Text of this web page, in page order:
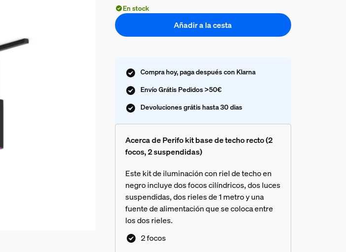
En stock
Añadir a la cesta
Compra hoy, paga después con Klarna
Envío Grátis Pedidos >50€
Devoluciones grátis hasta 30 dias
Acerca de Perifo kit base de techo recto (2
focos, 2 suspendidas)
Este kit de iluminación con riel de techo en
negro incluye dos focos cilíndricos, dos luces
suspendidas, dos rieles de 1 metro y una
fuente de alimentación que se coloca entre
los dos rieles.
2 focos